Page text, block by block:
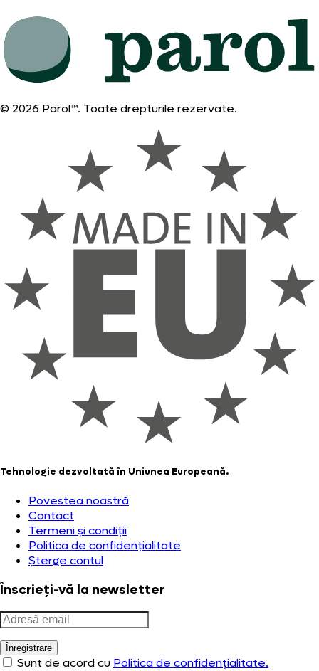
© 2026 Parol™. Toate drepturile rezervate.
Tehnologie dezvoltată în Uniunea Europeană.
Povestea noastră
Contact
Termeni și condiții
Politica de confidențialitate
Șterge contul
Înscrieți-vă la newsletter
Înregistrare
Sunt de acord cu Politica de confidențialitate.